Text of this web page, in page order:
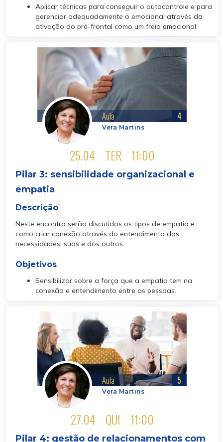
Aplicar técnicas para conseguir o autocontrole e para
gerenciar adequadamente o emocional através da
ativação do pré-frontal como um freio emocional.
Aula 4
25.04 TER 11:00
Vera Martins
Pilar 3: sensibilidade organizacional e
empatia
Descrição
Neste encontro serão discutidos os tipos de empatia e
como criar conexão através do entendimento das
necessidades, suas e dos outros.
Objetivos
Sensibilizar sobre a força que a empatia tem na
conexão e entendimento entre as pessoas.
Aula 5
27.04 QUI 11:00
Vera Martins
Pilar 4: gestão de relacionamentos com